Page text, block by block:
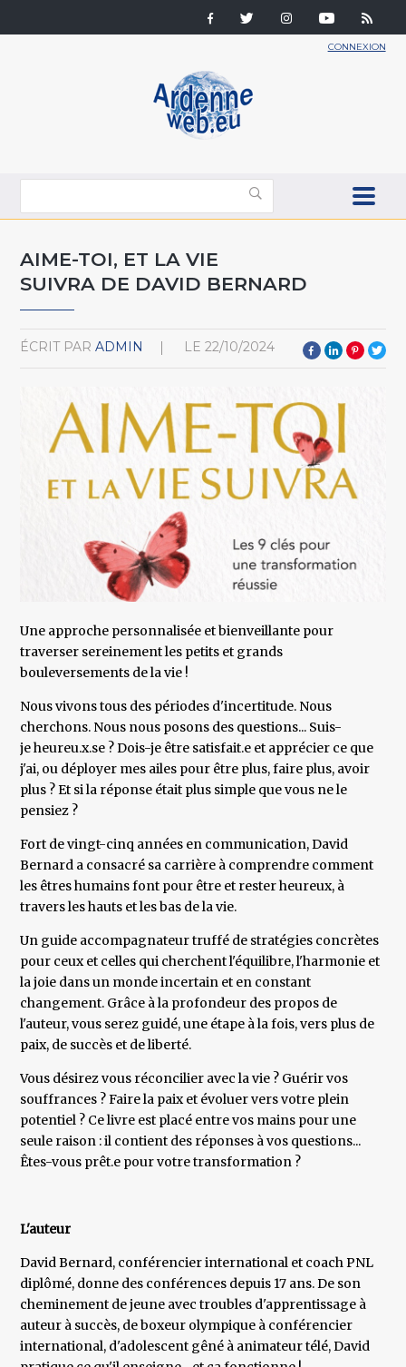
CONNEXION
AIME-TOI, ET LA VIE
SUIVRA DE DAVID BERNARD
ÉCRIT PAR ADMIN LE 22/10/2024
Une approche personnalisée et bienveillante pour
traverser sereinement les petits et grands
bouleversements de la vie !
Nous vivons tous des périodes d'incertitude. Nous
cherchons. Nous nous posons des questions... Suis-
je heureu.x.se ? Dois-je être satisfait.e et apprécier ce que
j'ai, ou déployer mes ailes pour être plus, faire plus, avoir
plus ? Et si la réponse était plus simple que vous ne le
pensiez ?
Fort de vingt-cinq années en communication, David
Bernard a consacré sa carrière à comprendre comment
les êtres humains font pour être et rester heureux, à
travers les hauts et les bas de la vie.
Un guide accompagnateur truffé de stratégies concrètes
pour ceux et celles qui cherchent l'équilibre, l'harmonie et
la joie dans un monde incertain et en constant
changement. Grâce à la profondeur des propos de
l'auteur, vous serez guidé, une étape à la fois, vers plus de
paix, de succès et de liberté.
Vous désirez vous réconcilier avec la vie ? Guérir vos
souffrances ? Faire la paix et évoluer vers votre plein
potentiel ? Ce livre est placé entre vos mains pour une
seule raison : il contient des réponses à vos questions...
Êtes-vous prêt.e pour votre transformation ?
L'auteur
David Bernard, conférencier international et coach PNL
diplômé, donne des conférences depuis 17 ans. De son
cheminement de jeune avec troubles d'apprentissage à
auteur à succès, de boxeur olympique à conférencier
international, d'adolescent gêné à animateur télé, David